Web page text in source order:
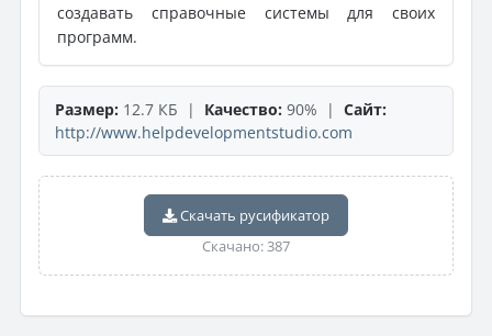
создавать справочные системы для своих
программ.
Размер: 12.7 КБ | Качество: 90% | Сайт:
http://www.helpdevelopmentstudio.com
Скачать русификатор
Скачано: 387